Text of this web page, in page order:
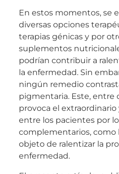
En estos momentos, se
diversas opciones
terapias génicas y por
suplementos
podrían contribuir a
la enfermedad. Sin
ningún remedio
pigmentaria. Este, entre
provoca el
entre los pacientes por
complementarios, como
objeto de ralentizar la
enfermedad.